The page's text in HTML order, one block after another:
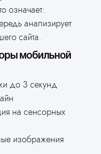
означает:
анализирует
сайта.
мобильной
до 3 секунд
на сенсорных
изображения